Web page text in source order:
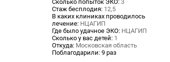
Сколько попыток ЭКО: 3
Стаж бесплодия: 12,5
В каких клиниках проводилось
лечение: НЦАГИП
Где было удачное ЭКО: НЦАГИП
Сколько у вас детей: 1
Откуда: Московская область
Поблагодарили: 9 раз